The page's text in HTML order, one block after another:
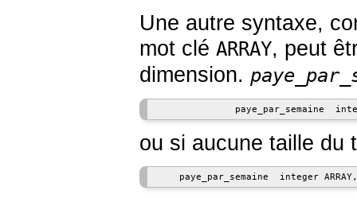
Une autre syntaxe,
mot clé ARRAY, peut
dimension.
paye_par_semaine
ou si aucune taille du